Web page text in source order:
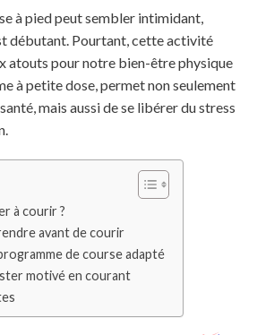
à pied peut sembler intimidant,
débutant. Pourtant, cette activité
atouts pour notre bien-être physique
à petite dose, permet non seulement
mais aussi de se libérer du stress
à courir ?
avant de courir
de course adapté
motivé en courant